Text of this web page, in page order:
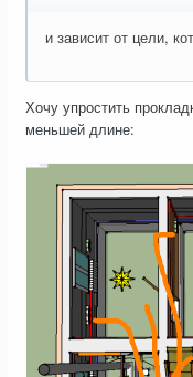
и зависит от цели,
Хочу упростить
меньшей длине: